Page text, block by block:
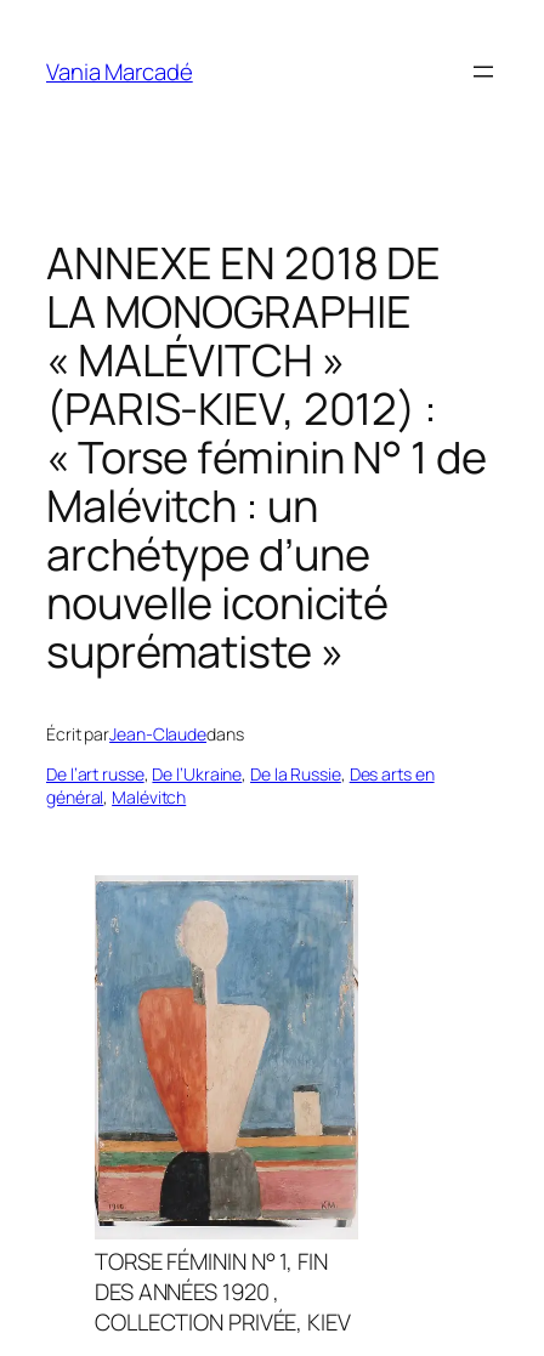
contenu
Vania Marcadé
ANNEXE EN 2018 DE
LA MONOGRAPHIE
« MALÉVITCH »
(PARIS-KIEV, 2012) :
« Torse féminin N° 1 de
Malévitch : un
archétype d’une
nouvelle iconicité
suprématiste »
Écrit parJean-Claudedans
De l’art russe, De l’Ukraine, De la Russie, Des arts en
général, Malévitch
TORSE FÉMININ N° 1, FIN
DES ANNÉES 1920 ,
COLLECTION PRIVÉE, KIEV